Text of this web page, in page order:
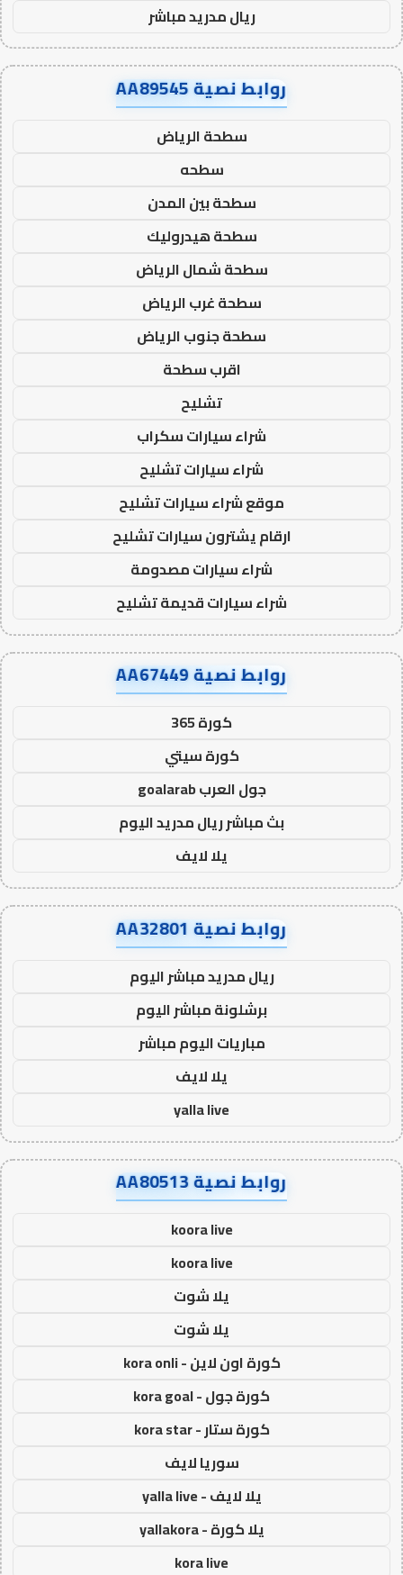
ريال مدريد مباشر
روابط نصية AA89545
سطحة الرياض
سطحه
سطحة بين المدن
سطحة هيدروليك
سطحة شمال الرياض
سطحة غرب الرياض
سطحة جنوب الرياض
اقرب سطحة
تشليح
شراء سيارات سكراب
شراء سيارات تشليح
موقع شراء سيارات تشليح
ارقام يشترون سيارات تشليح
شراء سيارات مصدومة
شراء سيارات قديمة تشليح
روابط نصية AA67449
كورة 365
كورة سيتي
جول العرب goalarab
بث مباشر ريال مدريد اليوم
يلا لايف
روابط نصية AA32801
ريال مدريد مباشر اليوم
برشلونة مباشر اليوم
مباريات اليوم مباشر
يلا لايف
yalla live
روابط نصية AA80513
koora live
koora live
يلا شوت
يلا شوت
كورة اون لاين - kora onli
كورة جول - kora goal
كورة ستار - kora star
سوريا لايف
يلا لايف - yalla live
يلا كورة - yallakora
kora live